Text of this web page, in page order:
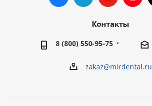
Контакты
8 (800) 550-95-75
zakaz@mirdental.ru